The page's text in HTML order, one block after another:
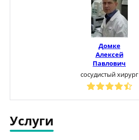
Домке
Алексей
Павлович
сосудистый хирург
Услуги